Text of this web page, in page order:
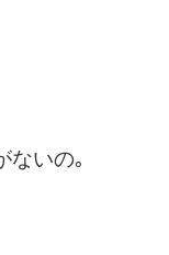
ないの｡